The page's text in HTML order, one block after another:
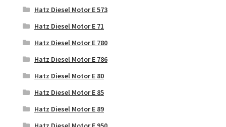
Hatz Diesel Motor E 573
Hatz Diesel Motor E 71
Hatz Diesel Motor E 780
Hatz Diesel Motor E 786
Hatz Diesel Motor E 80
Hatz Diesel Motor E 85
Hatz Diesel Motor E 89